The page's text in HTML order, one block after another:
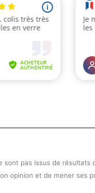
pas issus de résultats
opinion et de mener ses